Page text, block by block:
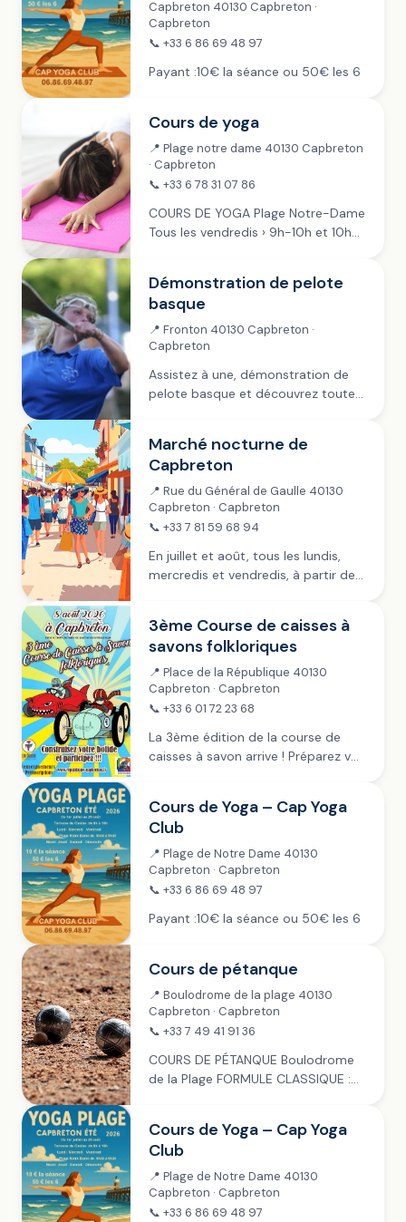
Capbreton 40130 Capbreton ·
Capbreton
📞 +33 6 86 69 48 97
Payant :10€ la séance ou 50€ les 6
Cours de yoga
📍 Plage notre dame 40130 Capbreton
· Capbreton
📞 +33 6 78 31 07 86
COURS DE YOGA Plage Notre-Dame
Tous les vendredis › 9h-10h et 10h-
Payant : 15 € la...
Démonstration de pelote
basque
📍 Fronton 40130 Capbreton ·
Capbreton
Assistez à une, démonstration de
pelote basque et découvrez toute
public
Marché nocturne de
Capbreton
📍 Rue du Général de Gaulle 40130
Capbreton · Capbreton
📞 +33 7 81 59 68 94
En juillet et août, tous les lundis,
mercredis et vendredis, à partir de
L’Union des commerçants...
3ème Course de caisses à
savons folkloriques
📍 Place de la République 40130
Capbreton · Capbreton
📞 +33 6 01 72 23 68
La 3ème édition de la course de
caisses à savon arrive ! Préparez vos
journée 100% fun ! Entre...
Cours de Yoga – Cap Yoga
Club
📍 Plage de Notre Dame 40130
Capbreton · Capbreton
📞 +33 6 86 69 48 97
Payant :10€ la séance ou 50€ les 6
Cours de pétanque
📍 Boulodrome de la plage 40130
Capbreton · Capbreton
📞 +33 7 49 41 91 36
COURS DE PÉTANQUE Boulodrome
de la Plage FORMULE CLASSIQUE :
à 15h Payant : 4 €...
Cours de Yoga – Cap Yoga
Club
📍 Plage de Notre Dame 40130
Capbreton · Capbreton
📞 +33 6 86 69 48 97